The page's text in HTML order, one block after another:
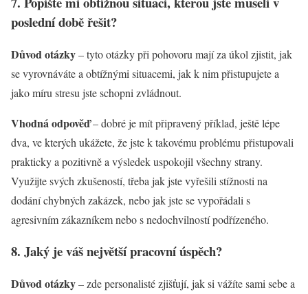
poslední době řešit?
Důvod otázky– tyto otázky při pohovoru mají za úkol zjistit, jak
se vyrovnáváte a obtížnými situacemi, jak k nim přistupujete a
jako míru stresu jste schopni zvládnout.
Vhodná odpověď– dobré je mít připravený příklad, ještě lépe
dva, ve kterých ukážete, že jste k takovému problému přistupovali
prakticky a pozitivně a výsledek uspokojil všechny strany.
Využijte svých zkušeností, třeba jak jste vyřešili stížnosti na
dodání chybných zakázek, nebo jak jste se vypořádali s
agresivním zákazníkem nebo s nedochvilností podřízeného.
8. Jaký je váš největší pracovní úspěch?
Důvod otázky– zde personalisté zjišťují, jak si vážíte sami sebe a